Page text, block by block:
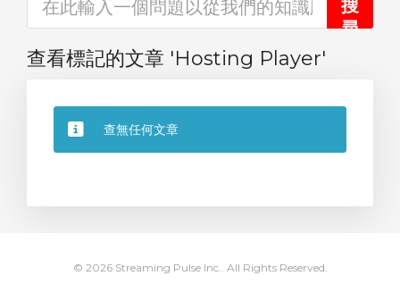
查看標記的文章 'Hosting Player'
查無任何文章
© 2026 Streaming Pulse Inc.. All Rights Reserved.